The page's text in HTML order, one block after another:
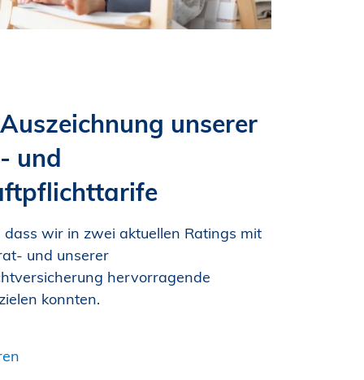
unserer
und
dass wir in zwei aktuellen Ratings mit
und unserer
hervorragende
konnten.